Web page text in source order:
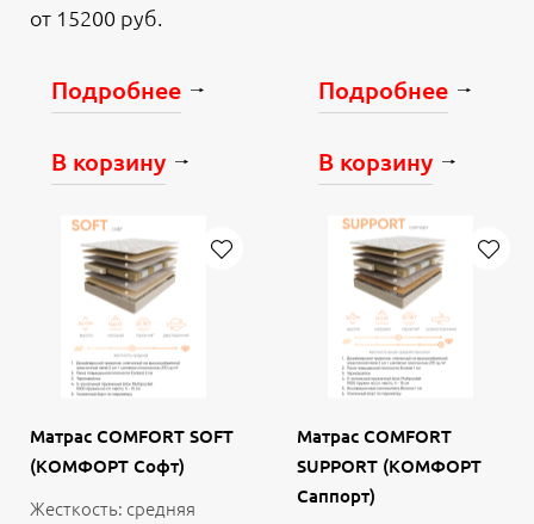
от 15200 руб.
Подробнее
В корзину
Подробнее
В корзину
Матрас COMFORT SOFT
(КОМФОРТ Софт)
Жесткость: средняя
Матрас COMFORT
SUPPORT (КОМФОРТ
Саппорт)